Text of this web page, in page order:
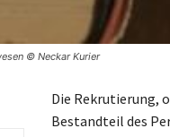
© Neckar Kurier
Die Rekrutierung,
Bestandteil des